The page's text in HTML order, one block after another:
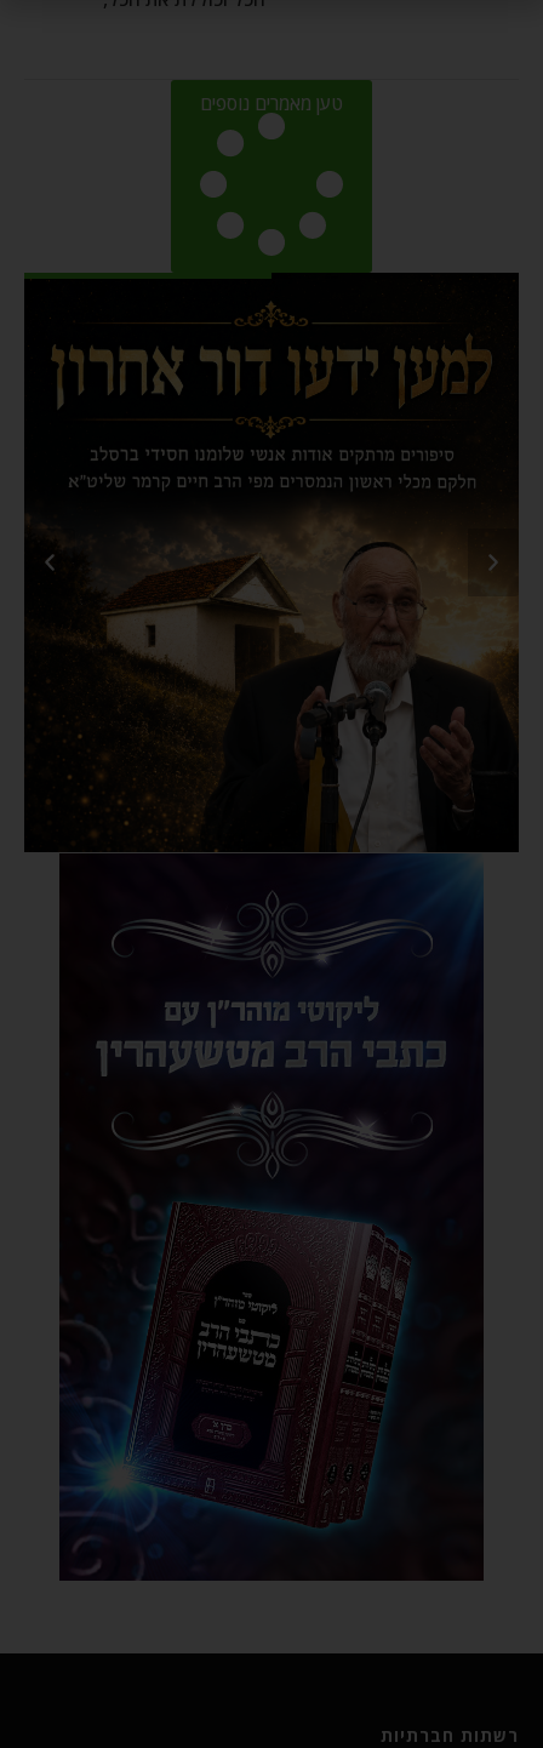
טען מאמרים נוספים
רשתות חברתיות